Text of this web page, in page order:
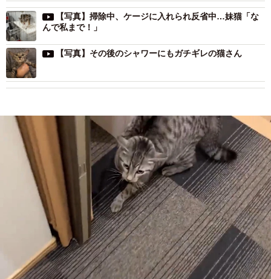
【写真】掃除中、ケージに入れられ反省中…妹猫「な
んで私まで！」
【写真】その後のシャワーにもガチギレの猫さん